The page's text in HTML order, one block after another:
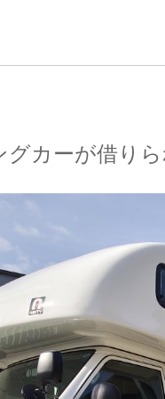
グカーが借り